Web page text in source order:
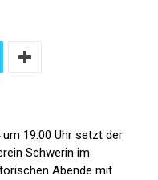
19.00 Uhr setzt der
Schwerin im
Abende mit